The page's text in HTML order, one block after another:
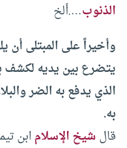
الذنوب….ألخ
وأخيراً على المبتلى أن
يتضرع بين يديه لكشف
الذي يدفع به الضر
به.
قالشيخ الإسلامابن